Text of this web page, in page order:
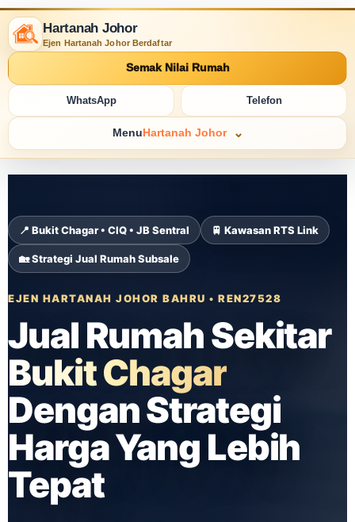
Hartanah Johor
Ejen Hartanah Johor Berdaftar
Semak Nilai Rumah
WhatsApp Telefon
Menu Hartanah Johor
📍 Bukit Chagar • CIQ • JB Sentral 🚆 Kawasan RTS Link
🏡 Strategi Jual Rumah Subsale
EJEN HARTANAH JOHOR BAHRU • REN27528
Jual Rumah Sekitar
Bukit Chagar
Dengan Strategi
Harga Yang Lebih
Tepat